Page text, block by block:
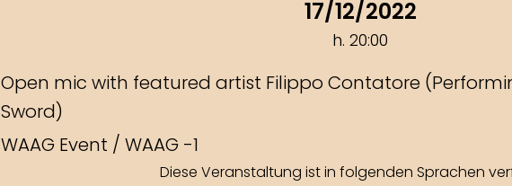
17/12/2022
h. 20:00
Open mic with featured artist Filippo Contatore
Sword)
WAAG Event / WAAG -1
Diese Veranstaltung ist in folgenden Sprachen